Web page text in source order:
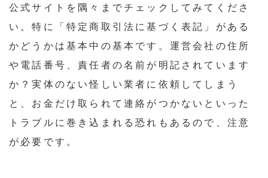
公式サイトを隅々までチェックしてみてくださ
い。特に「特定商取引法に基づく表記」がある
かどうかは基本中の基本です。運営会社の住所
や電話番号、責任者の名前が明記されています
か？実体のない怪しい業者に依頼してしまう
と、お金だけ取られて連絡がつかないといった
トラブルに巻き込まれる恐れもあるので、注意
が必要です。